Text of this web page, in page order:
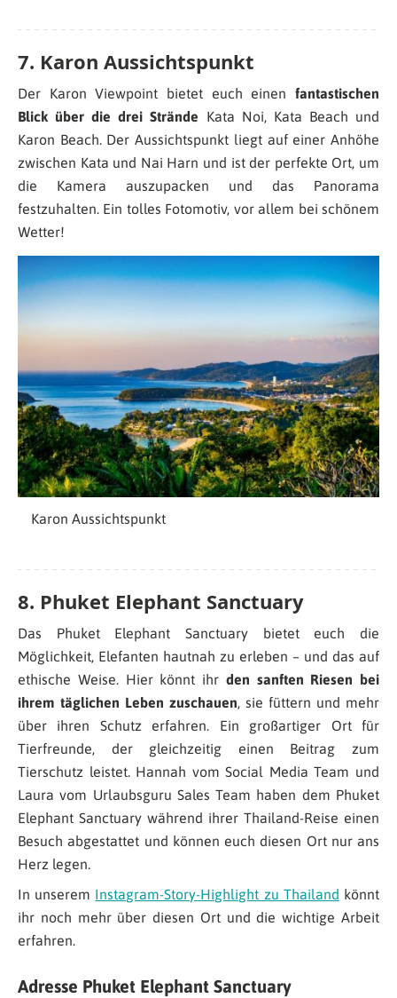
7. Karon Aussichtspunkt
Der Karon Viewpoint bietet euch einen fantastischen
Blick über die drei Strände Kata Noi, Kata Beach und
Karon Beach. Der Aussichtspunkt liegt auf einer Anhöhe
zwischen Kata und Nai Harn und ist der perfekte Ort, um
die Kamera auszupacken und das Panorama
festzuhalten. Ein tolles Fotomotiv, vor allem bei schönem
Wetter!
Karon Aussichtspunkt
8. Phuket Elephant Sanctuary
Das Phuket Elephant Sanctuary bietet euch die
Möglichkeit, Elefanten hautnah zu erleben – und das auf
ethische Weise. Hier könnt ihr den sanften Riesen bei
ihrem täglichen Leben zuschauen, sie füttern und mehr
über ihren Schutz erfahren. Ein großartiger Ort für
Tierfreunde, der gleichzeitig einen Beitrag zum
Tierschutz leistet. Hannah vom Social Media Team und
Laura vom Urlaubsguru Sales Team haben dem Phuket
Elephant Sanctuary während ihrer Thailand-Reise einen
Besuch abgestattet und können euch diesen Ort nur ans
Herz legen.
In unserem Instagram-Story-Highlight zu Thailand könnt
ihr noch mehr über diesen Ort und die wichtige Arbeit
erfahren.
Adresse Phuket Elephant Sanctuary